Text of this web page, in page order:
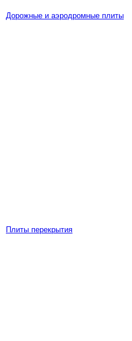
Дорожные и аэродромные плиты
Плиты перекрытия